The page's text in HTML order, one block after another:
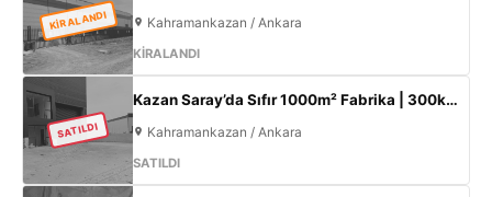
KİRALANDI Kahramankazan / Ankara
KİRALANDI
SATILDI
Kazan Saray’da Sıfır 1000m² Fabrika | 300kW Enerji + 120m² Ofis
Kahramankazan / Ankara
SATILDI